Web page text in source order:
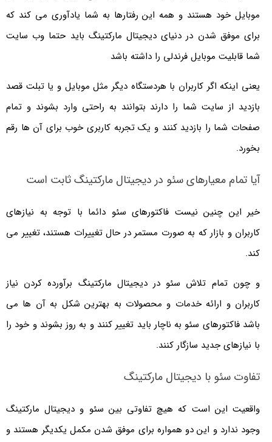
موبایل خود هستند و همه این رفتارها به شما یادآوری می کند که
برای موفق شدن در دنیای دیجیتال مارکتینگ باید حتما وب سایت
شما قابلیت موبایل فرندلی را داشته باشد
یعنی اینکه اگر کاربران با هردستگاه دیگر مثل موبایل و یا تبلت قصد
بازدید از سایت شما را دارند بتوانند به راحتی وارد بشوند و تمام
صفحات شما را بازدید کنند و یک تجربه کاربری خوب برای آن ها رقم
بخورد.
آیا تمام معیارهای سئو در دیجیتال مارکتینگ ثابت است
خیر این چنین نیست فاکتورهای سئو دائما با توجه به نیازهای
کاربران و بازار که به صورت مستمر در حال تغییرات هستند، تغییر می
کند.
و چون تمام تلاش سئو در دیجیتال مارکتینگ برآورده کردن نیاز
کاربران و ارائه خدمات و محصولات به بهترین شکل به آن ها می
باشد فاکتورهای سئو به ناچار باید تغییر کنند و به روز بشوند و خود را
با نیازهای جدید سازگار کنند.
تفاوت سئو با دیجیتال مارکتینگ
واقعیت این است که هیچ تفاوتی بین سئو و دیجیتال مارکتینگ
وجود ندارد و این دو همواره برای موفق شدن مکمل یکدیگر هستند و